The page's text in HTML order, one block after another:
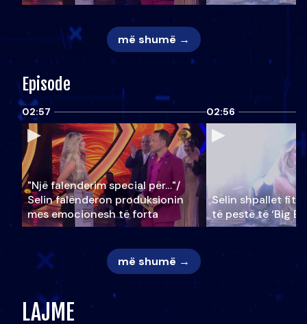
më shumë →
Episode
02:57
"Një falenderim special për…"/
Selin falënderon produksionin
mes emocionesh të forta
02:56
Selin shpallet
të pestë të ‘Big
më shumë →
LAJME